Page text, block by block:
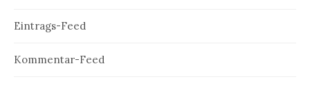
Eintrags-Feed
Kommentar-Feed